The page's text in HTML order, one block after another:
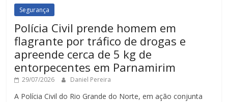
Segurança
Polícia Civil prende homem em
flagrante por tráfico de drogas e
apreende cerca de 5 kg de
entorpecentes em Parnamirim
29/07/2026 Daniel Pereira
A Polícia Civil do Rio Grande do Norte, em ação conjunta